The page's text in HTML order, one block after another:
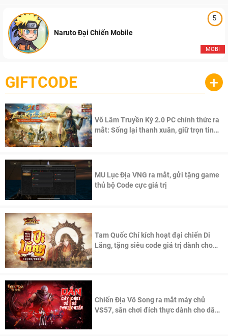
5
MOBI
Naruto Đại Chiến Mobile
GIFTCODE +
Võ Lâm Truyền Kỳ 2.0 PC chính thức ra
mắt: Sống lại thanh xuân, giữ trọn tinh
MU Lục Địa VNG ra mắt, gửi tặng game
thủ bộ Code cực giá trị
Tam Quốc Chí kích hoạt đại chiến Di
Lăng, tặng siêu code giá trị dành cho
Chiến Địa Vô Song ra mắt máy chủ
VS57, sân chơi đích thực dành cho dân